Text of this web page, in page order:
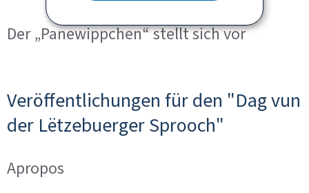
Der „Panewippchen“ stellt sich vor
Veröffentlichungen für den "Dag vun
der Lëtzebuerger Sprooch"
Apropos